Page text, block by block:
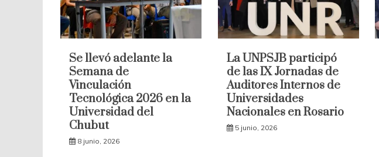
Se llevó adelante la
Semana de
Vinculación
Tecnológica 2026 en la
Universidad del
Chubut
8 junio, 2026
La UNPSJB participó
de las IX Jornadas de
Auditores Internos de
Universidades
Nacionales en Rosario
5 junio, 2026